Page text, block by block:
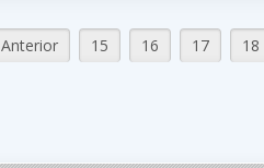
Anterior 15 16 17 18